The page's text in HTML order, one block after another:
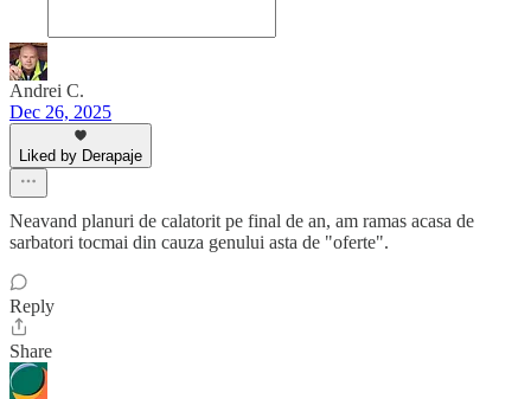
Andrei C.
Dec 26, 2025
Liked by Derapaje
Neavand planuri de calatorit pe final de an, am ramas acasa de
sarbatori tocmai din cauza genului asta de "oferte".
Reply
Share